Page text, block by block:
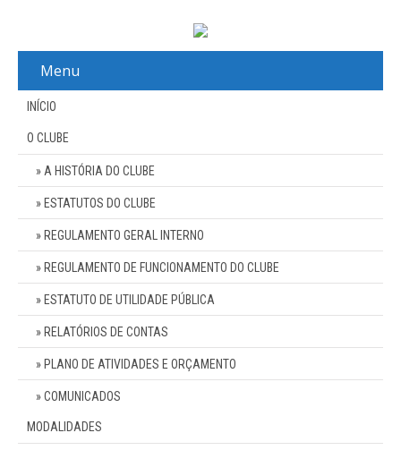
Menu
INÍCIO
O CLUBE
A HISTÓRIA DO CLUBE
ESTATUTOS DO CLUBE
REGULAMENTO GERAL INTERNO
REGULAMENTO DE FUNCIONAMENTO DO CLUBE
ESTATUTO DE UTILIDADE PÚBLICA
RELATÓRIOS DE CONTAS
PLANO DE ATIVIDADES E ORÇAMENTO
COMUNICADOS
MODALIDADES